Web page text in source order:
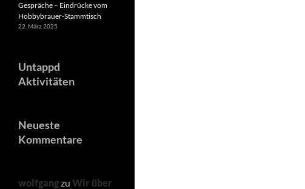
Gespräche – Eindrücke vom
Hobbybrauer-Stammtisch
22. März 2025
Untappd
Aktivitäten
Neueste
Kommentare
wolfgangzu Wir über